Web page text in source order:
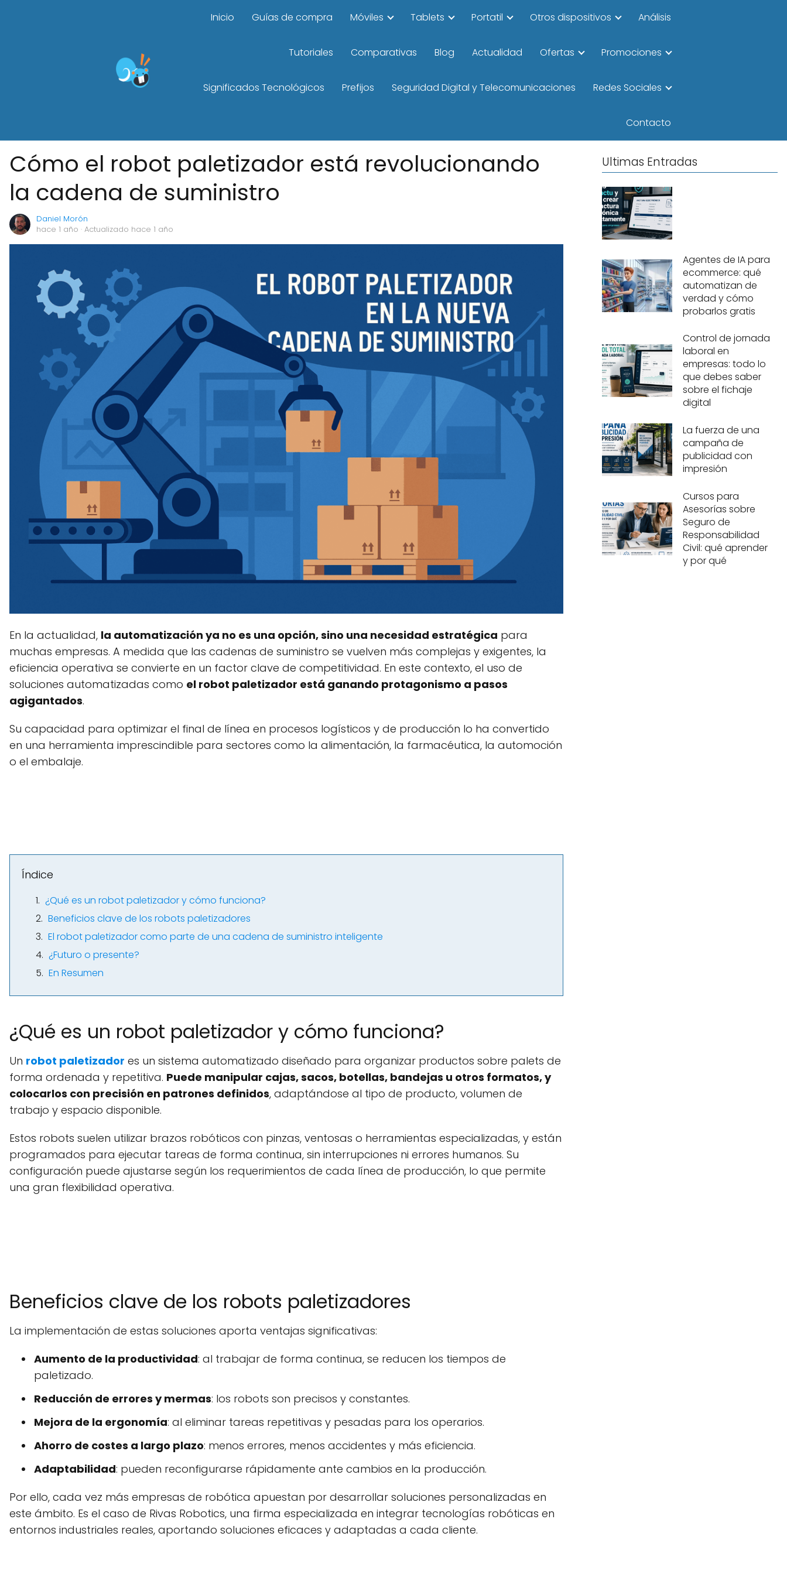
Inicio Guías de compra Móviles Tablets Portatil Otros dispositivos Análisis
Tutoriales Comparativas Blog Actualidad Ofertas Promociones
Significados Tecnológicos Prefijos Seguridad Digital y Telecomunicaciones Redes Sociales
Contacto
Cómo el robot paletizador está revolucionando
la cadena de suministro
Daniel Morón
hace 1 año · Actualizado hace 1 año
En la actualidad, la automatización ya no es una opción, sino una necesidad estratégica para
muchas empresas. A medida que las cadenas de suministro se vuelven más complejas y exigentes, la
eficiencia operativa se convierte en un factor clave de competitividad. En este contexto, el uso de
soluciones automatizadas como el robot paletizador está ganando protagonismo a pasos
agigantados.
Su capacidad para optimizar el final de línea en procesos logísticos y de producción lo ha convertido
en una herramienta imprescindible para sectores como la alimentación, la farmacéutica, la automoción
o el embalaje.
Índice
¿Qué es un robot paletizador y cómo funciona?
Beneficios clave de los robots paletizadores
El robot paletizador como parte de una cadena de suministro inteligente
¿Futuro o presente?
En Resumen
¿Qué es un robot paletizador y cómo funciona?
Un robot paletizador es un sistema automatizado diseñado para organizar productos sobre palets de
forma ordenada y repetitiva. Puede manipular cajas, sacos, botellas, bandejas u otros formatos, y
colocarlos con precisión en patrones definidos, adaptándose al tipo de producto, volumen de
trabajo y espacio disponible.
Estos robots suelen utilizar brazos robóticos con pinzas, ventosas o herramientas especializadas, y están
programados para ejecutar tareas de forma continua, sin interrupciones ni errores humanos. Su
configuración puede ajustarse según los requerimientos de cada línea de producción, lo que permite
una gran flexibilidad operativa.
Beneficios clave de los robots paletizadores
La implementación de estas soluciones aporta ventajas significativas:
Aumento de la productividad: al trabajar de forma continua, se reducen los tiempos de
paletizado.
Reducción de errores y mermas: los robots son precisos y constantes.
Mejora de la ergonomía: al eliminar tareas repetitivas y pesadas para los operarios.
Ahorro de costes a largo plazo: menos errores, menos accidentes y más eficiencia.
Adaptabilidad: pueden reconfigurarse rápidamente ante cambios en la producción.
Por ello, cada vez más empresas de robótica apuestan por desarrollar soluciones personalizadas en
este ámbito. Es el caso de Rivas Robotics, una firma especializada en integrar tecnologías robóticas en
entornos industriales reales, aportando soluciones eficaces y adaptadas a cada cliente.
Ultimas Entradas
Agentes de IA para
ecommerce: qué
automatizan de
verdad y cómo
probarlos gratis
Control de jornada
laboral en
empresas: todo lo
que debes saber
sobre el fichaje
digital
La fuerza de una
campaña de
publicidad con
impresión
Cursos para
Asesorías sobre
Seguro de
Responsabilidad
Civil: qué aprender
y por qué